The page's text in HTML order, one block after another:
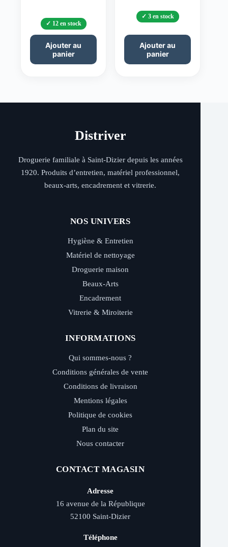
12 en stock
Ajouter au
panier
3 en stock
Ajouter au
panier
Distriver
Droguerie familiale à Saint-Dizier depuis les années
1920. Produits d’entretien, matériel professionnel,
beaux-arts, encadrement et vitrerie.
NOS UNIVERS
Hygiène & Entretien
Matériel de nettoyage
Droguerie maison
Beaux-Arts
Encadrement
Vitrerie & Miroiterie
INFORMATIONS
Qui sommes-nous ?
Conditions générales de vente
Conditions de livraison
Mentions légales
Politique de cookies
Plan du site
Nous contacter
CONTACT MAGASIN
Adresse
16 avenue de la République
52100 Saint-Dizier
Téléphone